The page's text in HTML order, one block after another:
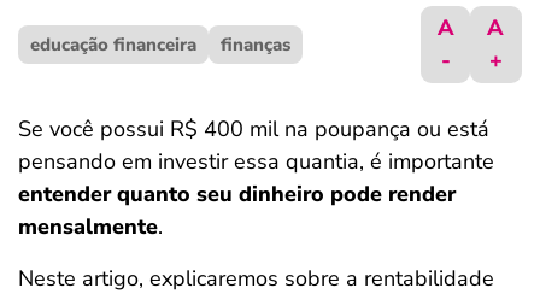
ferramentas
educação financeira finanças
A
-
A
+
Se você possui R$ 400 mil na poupança ou está
pensando em investir essa quantia, é importante
entender quanto seu dinheiro pode render
mensalmente.
Neste artigo, explicaremos sobre a rentabilidade